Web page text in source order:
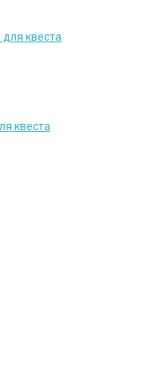
квеста
квеста